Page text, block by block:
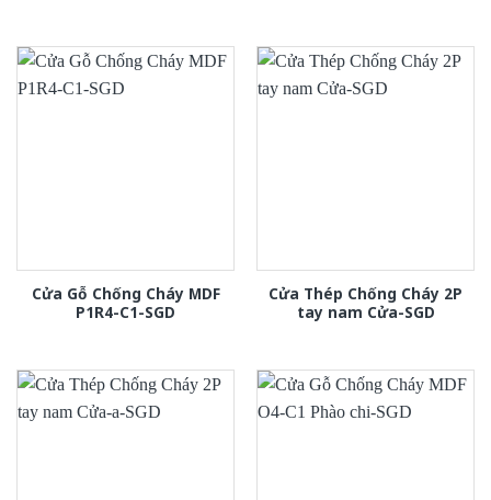
Cửa Gỗ Chống Cháy MDF
P1R4-C1-SGD
Cửa Thép Chống Cháy 2P
tay nam Cửa-SGD